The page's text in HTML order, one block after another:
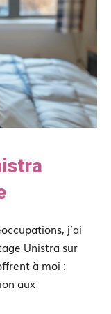
j’ai
Unistra sur
à moi :
aux